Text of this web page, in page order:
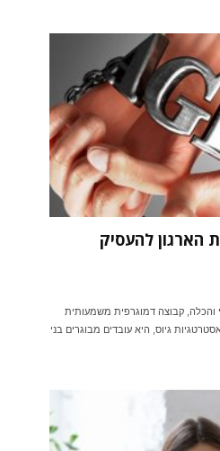
הארגון להעסיק
והכלה, קבוצה דמוגרפית משמעותית
גיוס, היא עובדים מבוגרים בני